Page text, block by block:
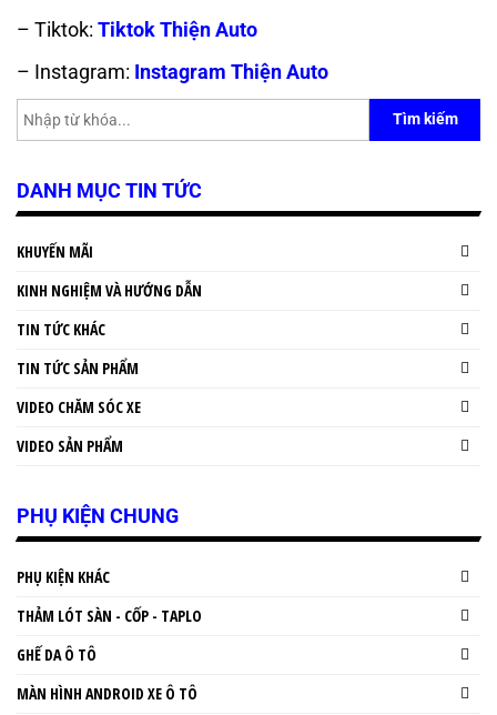
– Tiktok: Tiktok Thiện Auto
– Instagram: Instagram Thiện Auto
Tìm kiếm
DANH MỤC TIN TỨC
KHUYẾN MÃI
KINH NGHIỆM VÀ HƯỚNG DẪN
TIN TỨC KHÁC
TIN TỨC SẢN PHẨM
VIDEO CHĂM SÓC XE
VIDEO SẢN PHẨM
PHỤ KIỆN CHUNG
PHỤ KIỆN KHÁC
THẢM LÓT SÀN - CỐP - TAPLO
GHẾ DA Ô TÔ
MÀN HÌNH ANDROID XE Ô TÔ